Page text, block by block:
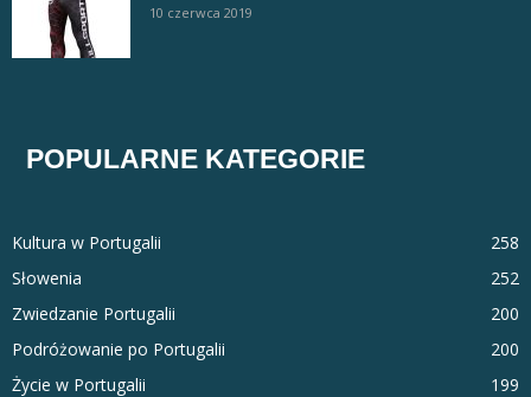
10 czerwca 2019
POPULARNE KATEGORIE
Kultura w Portugalii
258
Słowenia
252
Zwiedzanie Portugalii
200
Podróżowanie po Portugalii
200
Życie w Portugalii
199